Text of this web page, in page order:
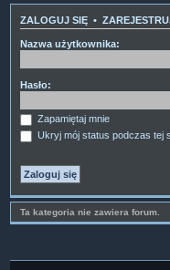
ZALOGUJ SIĘ •
Nazwa użytkownika:
Hasło:
Zapamiętaj mnie
Ukryj mój status podczas tej
Ta kategoria nie zawiera forum.